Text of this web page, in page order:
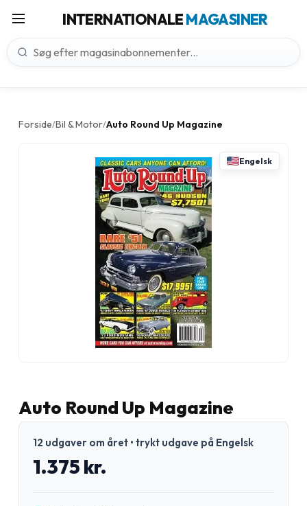
INTERNATIONALEMAGASINER
Forside/Bil & Motor/Auto Round Up Magazine
Engelsk
Auto Round Up Magazine
12 udgaver om året • trykt udgave på Engelsk
1.375 kr.